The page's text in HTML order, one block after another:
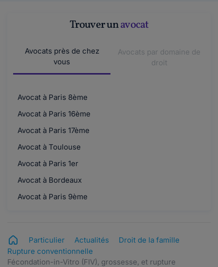
Trouver unavocat
Avocats près de chez
vous
Avocats par domaine de
droit
Avocat à Paris 8ème
Avocat à Paris 16ème
Avocat à Paris 17ème
Avocat à Toulouse
Avocat à Paris 1er
Avocat à Bordeaux
Avocat à Paris 9ème
Particulier Actualités
Droit de la famille
Rupture conventionnelle
Fécondation-in-Vitro (FIV), grossesse, et rupture